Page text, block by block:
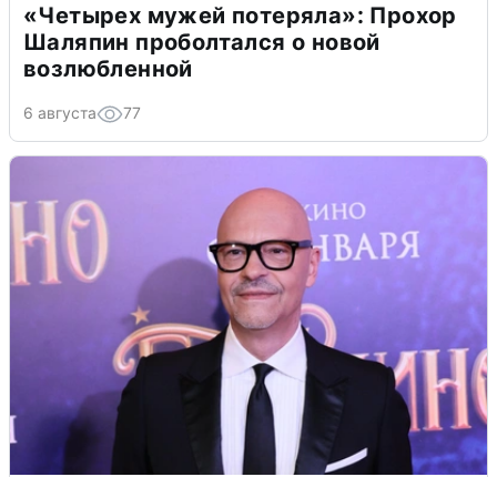
«Четырех мужей потеряла»: Прохор
Шаляпин проболтался о новой
возлюбленной
6 августа 77